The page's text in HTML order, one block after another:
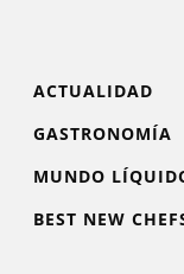
ACTUALIDAD
GASTRONOMÍA
MUNDO
BEST NEW